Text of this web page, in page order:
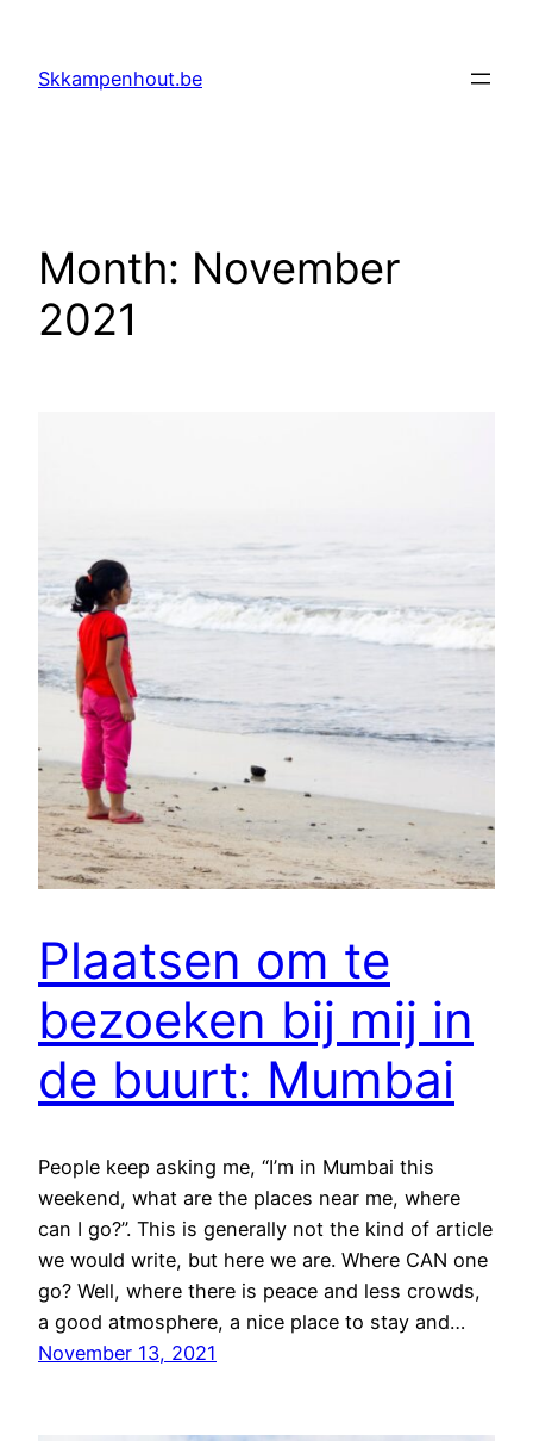
content
Skkampenhout.be
Month: November
2021
Plaatsen om te
bezoeken bij mij in
de buurt: Mumbai
People keep asking me, “I’m in Mumbai this
weekend, what are the places near me, where
can I go?”. This is generally not the kind of article
we would write, but here we are. Where CAN one
go? Well, where there is peace and less crowds,
a good atmosphere, a nice place to stay and…
November 13, 2021